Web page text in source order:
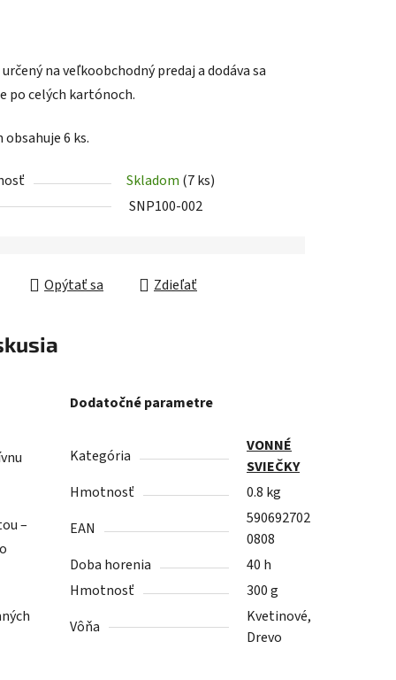
na veľkoobchodný predaj a dodáva sa
po celých kartónoch.
6 ks.
Skladom (7 ks)
SNP100-002
Opýtať sa Zdieľať
–
Dodatočné parametre
Kategória
VONNÉ
SVIEČKY
Hmotnosť
0.8 kg
EAN
590692702
0808
Doba horenia
40 h
Hmotnosť
300 g
Vôňa
Kvetinové,
Drevo